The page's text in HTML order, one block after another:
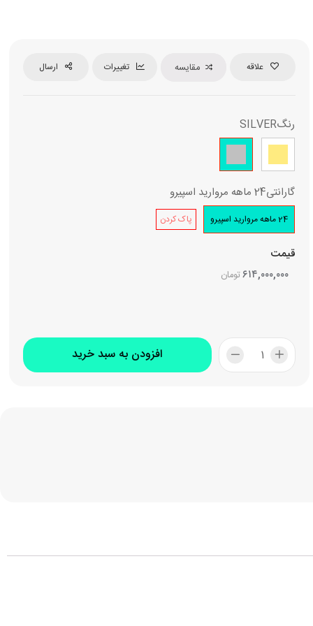
علاقه مقایسه تغییرات ارسال
رنگSILVER
گارانتی24 ماهه مروارید اسپیرو
24 ماهه مروارید اسپیرو پاک کردن
قیمت
تومان۶۱۴,۰۰۰,۰۰۰
افزودن به سبد خرید